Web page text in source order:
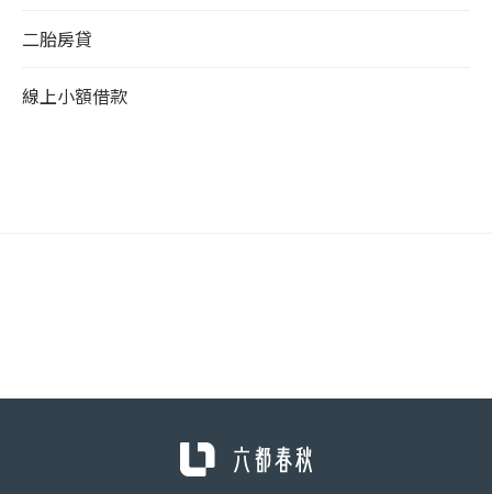
二胎房貸
線上小額借款